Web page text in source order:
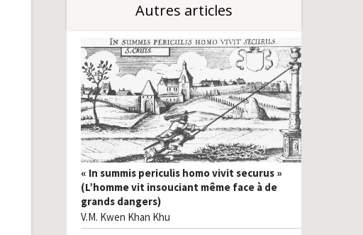
Autres articles
« In summis periculis homo vivit securus »
(L’homme vit insouciant même face à de
grands dangers)
V.M. Kwen Khan Khu